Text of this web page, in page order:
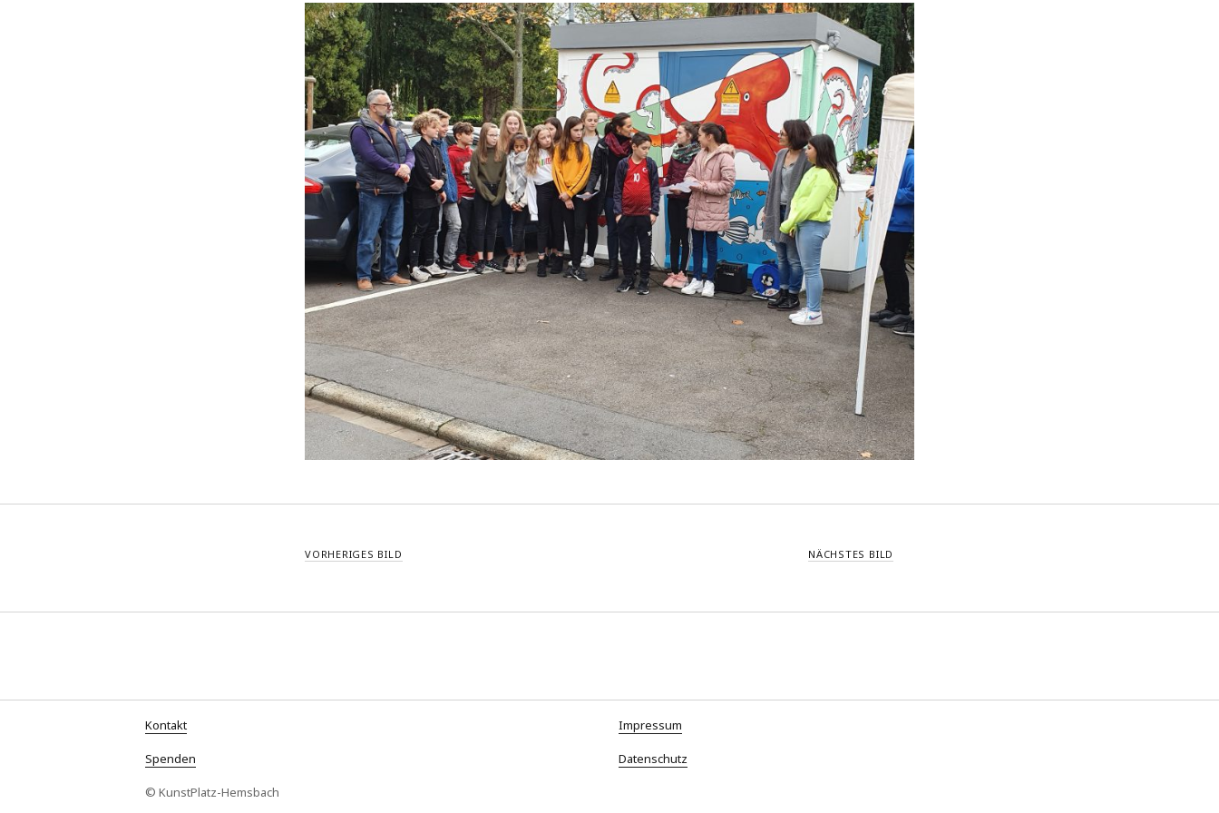
VORHERIGES BILD NÄCHSTES BILD
Kontakt Impressum
Spenden Datenschutz
© KunstPlatz-Hemsbach